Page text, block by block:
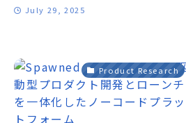
July 29, 2025
Product Research